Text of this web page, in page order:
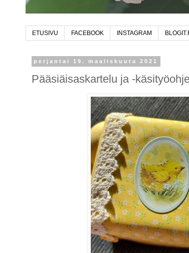
ETUSIVU FACEBOOK INSTAGRAM
perjantai 19. maaliskuuta 2021
Pääsiäisaskartelu ja -